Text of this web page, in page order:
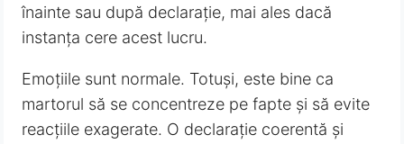
înainte sau după declarație, mai ales dacă
instanța cere acest lucru.
Emoțiile sunt normale. Totuși, este bine ca
martorul să se concentreze pe fapte și să evite
reacțiile exagerate. O declarație coerentă și